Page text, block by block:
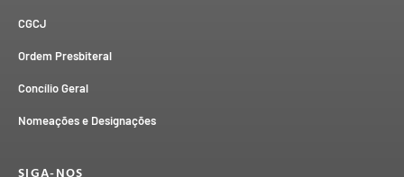
CGCJ
Ordem Presbiteral
Concílio Geral
Nomeações e Designações
SIGA-NOS